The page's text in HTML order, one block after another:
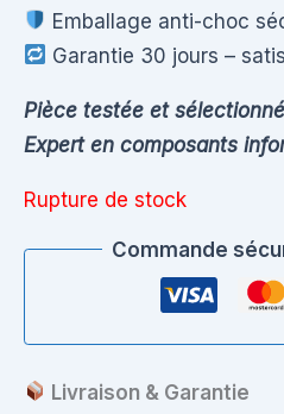
Emballage anti-choc
Garantie 30 jours –
Pièce testée et
Expert en composants
Rupture de stock
Commande
Livraison & Garantie